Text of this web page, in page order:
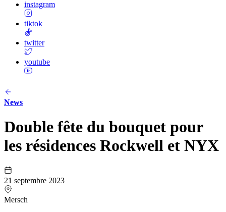
instagram
tiktok
twitter
youtube
News
Double fête du bouquet pour
les résidences Rockwell et NYX
21 septembre 2023
Mersch